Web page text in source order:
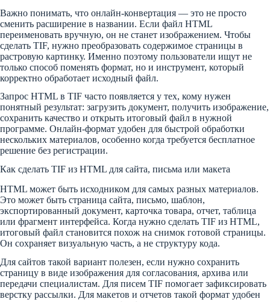
Важно понимать, что онлайн-конвертация — это не просто
сменить расширение в названии. Если файл HTML
переименовать вручную, он не станет изображением. Чтобы
сделать TIF, нужно преобразовать содержимое страницы в
растровую картинку. Именно поэтому пользователи ищут не
только способ поменять формат, но и инструмент, который
корректно обработает исходный файл.
Запрос HTML в TIF часто появляется у тех, кому нужен
понятный результат: загрузить документ, получить изображение,
сохранить качество и открыть итоговый файл в нужной
программе. Онлайн-формат удобен для быстрой обработки
нескольких материалов, особенно когда требуется бесплатное
решение без регистрации.
Как сделать TIF из HTML для сайта, письма или макета
HTML может быть исходником для самых разных материалов.
Это может быть страница сайта, письмо, шаблон,
экспортированный документ, карточка товара, отчет, таблица
или фрагмент интерфейса. Когда нужно сделать TIF из HTML,
итоговый файл становится похож на снимок готовой страницы.
Он сохраняет визуальную часть, а не структуру кода.
Для сайтов такой вариант полезен, если нужно сохранить
страницу в виде изображения для согласования, архива или
передачи специалистам. Для писем TIF помогает зафиксировать
верстку рассылки. Для макетов и отчетов такой формат удобен